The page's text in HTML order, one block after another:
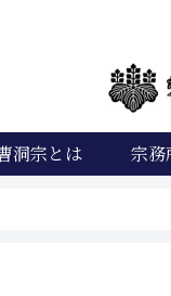
洞宗とは 宗務